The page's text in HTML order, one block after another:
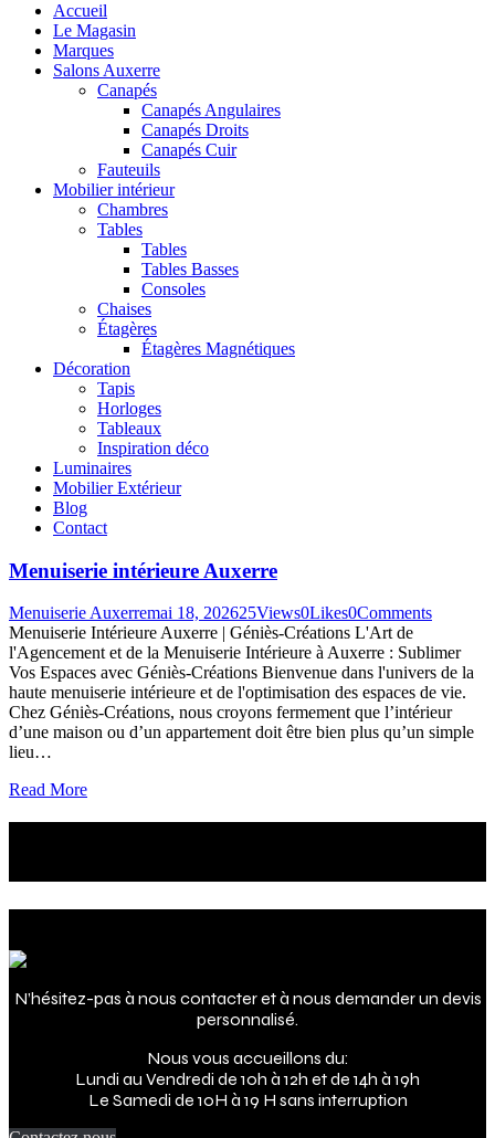
Accueil
Le Magasin
Marques
Salons Auxerre
Canapés
Canapés Angulaires
Canapés Droits
Canapés Cuir
Fauteuils
Mobilier intérieur
Chambres
Tables
Tables
Tables Basses
Consoles
Chaises
Étagères
Étagères Magnétiques
Décoration
Tapis
Horloges
Tableaux
Inspiration déco
Luminaires
Mobilier Extérieur
Blog
Contact
Menuiserie intérieure Auxerre
Menuiserie Auxerremai 18, 202625Views0Likes0Comments
Menuiserie Intérieure Auxerre | Géniès-Créations L'Art de
l'Agencement et de la Menuiserie Intérieure à Auxerre : Sublimer
Vos Espaces avec Géniès-Créations Bienvenue dans l'univers de la
haute menuiserie intérieure et de l'optimisation des espaces de vie.
Chez Géniès-Créations, nous croyons fermement que l’intérieur
d’une maison ou d’un appartement doit être bien plus qu’un simple
lieu…
Read More
N’hésitez-pas à nous contacter et à nous demander un devis
personnalisé.
Nous vous accueillons du:
Lundi au Vendredi de 10h à 12h et de 14h à 19h
Le Samedi de 10H à 19 H sans interruption